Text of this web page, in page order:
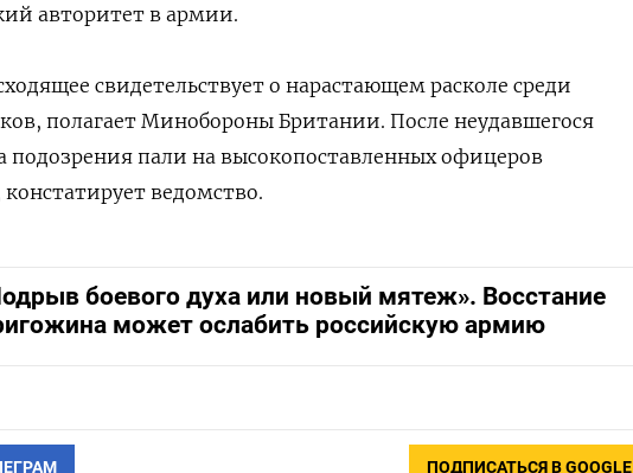
авторитет в армии.
свидетельствует о нарастающем расколе среди
полагает Минобороны Британии. После неудавшегося
пали на высокопоставленных офицеров
ведомство.
боевого духа или новый мятеж». Восстание
может ослабить российскую армию
ПОДПИСАТЬСЯ В GOOGLE